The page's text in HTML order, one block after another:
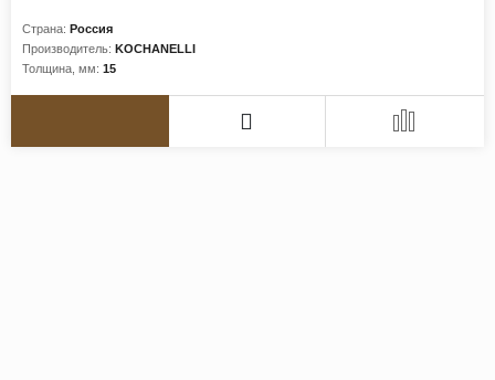
Страна: Россия
Производитель: KOCHANELLI
Толщина, мм: 15